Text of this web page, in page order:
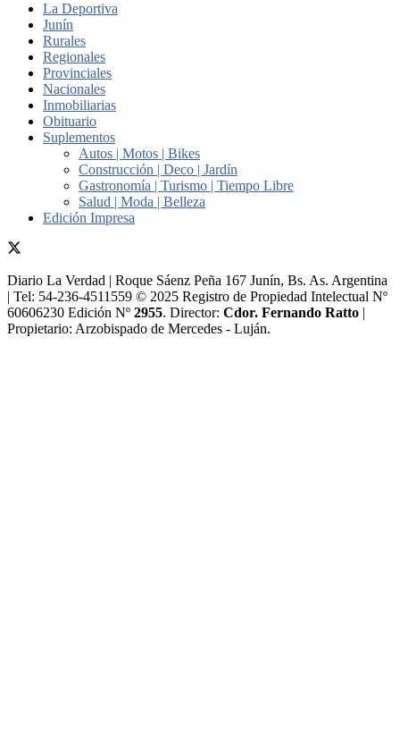
La Deportiva
Junín
Rurales
Regionales
Provinciales
Nacionales
Inmobiliarias
Obituario
Suplementos
Autos | Motos | Bikes
Construcción | Deco | Jardín
Gastronomía | Turismo | Tiempo Libre
Salud | Moda | Belleza
Edición Impresa
Diario La Verdad | Roque Sáenz Peña 167 Junín, Bs. As. Argentina
| Tel: 54-236-4511559 © 2025 Registro de Propiedad Intelectual Nº
60606230 Edición Nº 2955. Director:​ Cdor. Fernando Ratto |
Propietario:​ Arzobispado de Mercedes - Luján.